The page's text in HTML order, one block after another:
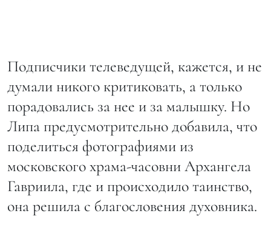
Подписчики телеведущей, кажется, и не
думали никого критиковать, а только
порадовались за нее и за малышку. Но
Липа предусмотрительно добавила, что
поделиться фотографиями из
московского храма-часовни Архангела
Гавриила, где и происходило таинство,
она решила с благословения духовника.